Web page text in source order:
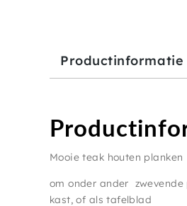
Productinformatie
Mooie teak houten planken
om onder ander zwevende
kast, of als tafelblad